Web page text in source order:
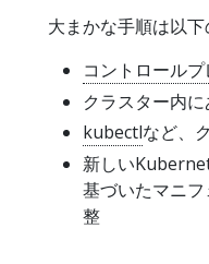
大まかな手順は以
コントロール
クラスター内
kubectlなど、
新しい
基づいたマニ
整